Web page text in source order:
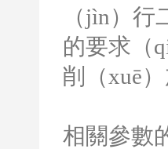
（jìn）
的要求（
削（xuē
相關參數